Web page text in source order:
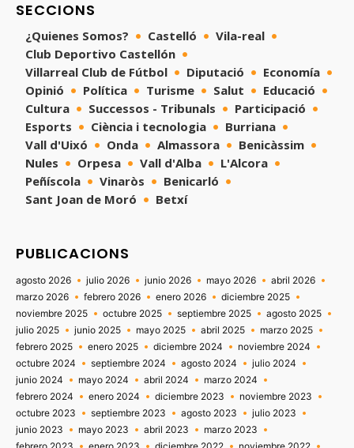
SECCIONS
¿Quienes Somos? Castelló
Vila-real
Club Deportivo Castellón
Villarreal Club de Fútbol
Diputació
Economía
Opinió
Política Turisme Salut
Educació
Cultura
Successos - Tribunals
Participació
Esports
Ciència i tecnologia
Burriana
Vall d'Uixó
Onda Almassora
Benicàssim
Nules
Orpesa Vall d'Alba
L'Alcora
Peñíscola
Vinaròs
Benicarló
Sant Joan de Moró
Betxí
PUBLICACIONS
agosto 2026 julio 2026 junio 2026 mayo 2026
abril 2026
marzo 2026
febrero 2026 enero 2026
diciembre 2025
noviembre 2025
octubre 2025 septiembre 2025
agosto 2025
julio 2025
junio 2025 mayo 2025 abril 2025
marzo 2025
febrero 2025
enero 2025 diciembre 2024
noviembre 2024
octubre 2024
septiembre 2024 agosto 2024
julio 2024
junio 2024
mayo 2024 abril 2024
marzo 2024
febrero 2024
enero 2024 diciembre 2023
noviembre 2023
octubre 2023
septiembre 2023 agosto 2023
julio 2023
junio 2023
mayo 2023 abril 2023
marzo 2023